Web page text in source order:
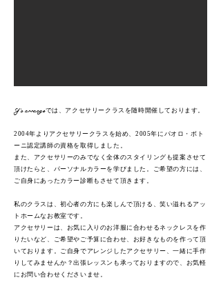
Y's arrangeでは、アクセサリークラスを随時開催しております。
2004年より アクセサリークラスを始め、2005年にパオロ・ボト
ーニ認定講師の資格を取得しました。
また、アクセサリーのみでなく全体のスタイリングも提案させて
頂けたらと、 パーソナルカラーを学びました。 ご希望の方には、
ご自身にあったカラー診断もさせて頂きます。
​私のクラスは、初心者の方にも楽しんで頂ける、笑い溢れるアッ
トホームなお教室です。
アクセサリーは、お気に入りのお洋服に合わせるネックレスを作
りたいなど、ご希望やご予算に合わせ、お好きなものを作って頂
いております。 ご自身でアレンジしたアクセサリー、一緒に手作
りしてみませんか？出張レッスンも承っておりますので、お気軽
にお問い合わせくださいませ。